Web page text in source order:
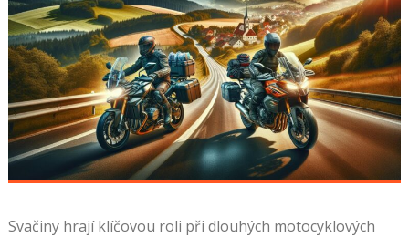
Svačiny hrají klíčovou roli při dlouhých motocyklových